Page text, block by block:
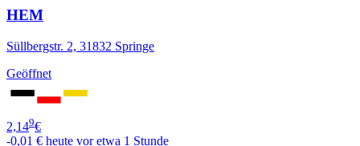
HEM
Süllbergstr. 2, 31832 Springe
Geöffnet
2,149€
-0,01 € heute vor etwa 1 Stunde